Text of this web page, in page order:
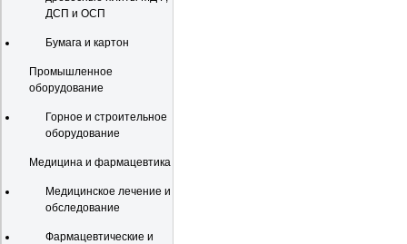
ДСП и ОСП
Бумага и картон
Промышленное
оборудование
Горное и строительное
оборудование
Медицина и фармацевтика
Медицинское лечение и
обследование
Фармацевтические и